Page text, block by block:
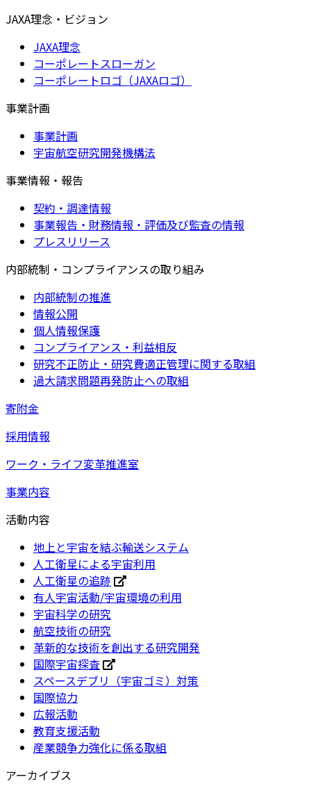
JAXA理念・ビジョン
JAXA理念
コーポレートスローガン
コーポレートロゴ（JAXAロゴ）
事業計画
事業計画
宇宙航空研究開発機構法
事業情報・報告
契約・調達情報
事業報告・財務情報・評価及び監査の情報
プレスリリース
内部統制・コンプライアンスの取り組み
内部統制の推進
情報公開
個人情報保護
コンプライアンス・利益相反
研究不正防止・研究費適正管理に関する取組
過大請求問題再発防止への取組
寄附金
採用情報
ワーク・ライフ変革推進室
事業内容
活動内容
地上と宇宙を結ぶ輸送システム
人工衛星による宇宙利用
人工衛星の追跡
有人宇宙活動/宇宙環境の利用
宇宙科学の研究
航空技術の研究
革新的な技術を創出する研究開発
国際宇宙探査
スペースデブリ（宇宙ゴミ）対策
国際協力
広報活動
教育支援活動
産業競争力強化に係る取組
アーカイブス